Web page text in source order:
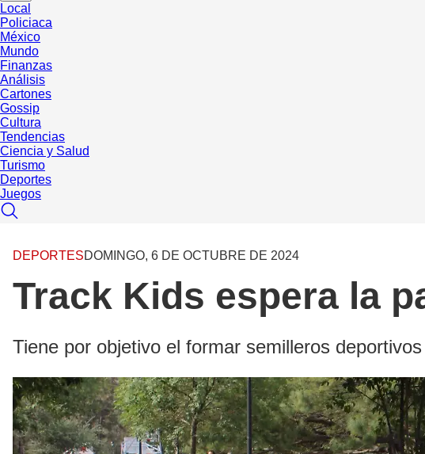
Local
Policiaca
México
Mundo
Finanzas
Análisis
Cartones
Gossip
Cultura
Tendencias
Ciencia y Salud
Turismo
Deportes
Juegos
DEPORTESDOMINGO, 6 DE OCTUBRE DE 2024
Track Kids espera la
Tiene por objetivo el formar semilleros